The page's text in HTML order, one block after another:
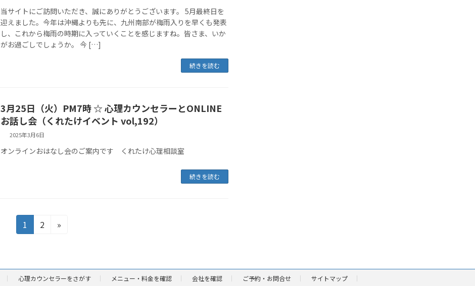
当サイトにご訪問いただき、誠にありがとうございます。 5月最終日を
迎えました。今年は沖縄よりも先に、九州南部が梅雨入りを早くも発表
し、これから梅雨の時期に入っていくことを感じますね。皆さま、いか
がお過ごしでしょうか。 今 […]
続きを読む
3月25日（火）PM7時 ☆ 心理カウンセラーとONLINE
お話し会（くれたけイベント vol,192）
2025年3月6日
オンラインおはなし会のご案内です くれたけ心理相談室
続きを読む
固
定
ジ
1
固
ジ
2 »
心理カウンセラーをさがす メニュー・料金を確認 会社を確認 ご予約・お問合せ サイトマップ